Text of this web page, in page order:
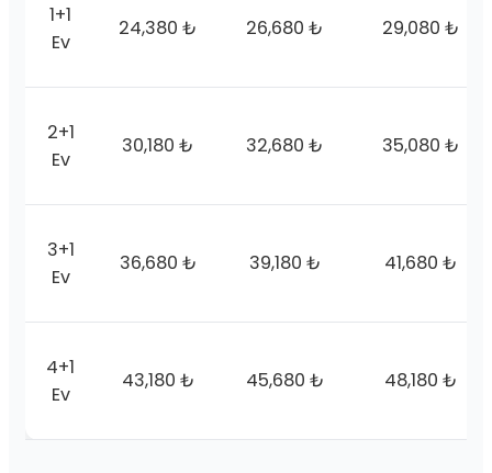
1+1
Ev
24,380 ₺ 26,680 ₺ 29,080 ₺
2+1
Ev
30,180 ₺ 32,680 ₺ 35,080 ₺
3+1
Ev
36,680 ₺ 39,180 ₺ 41,680 ₺
4+1
Ev
43,180 ₺ 45,680 ₺ 48,180 ₺